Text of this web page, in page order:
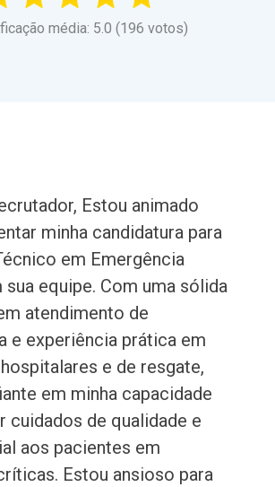
média: 5.0 (196 votos)
Estou animado
minha candidatura para
em Emergência
sua equipe. Com uma sólida
atendimento de
e experiência prática em
e de resgate,
em minha capacidade
cuidados de qualidade e
aos pacientes em
Estou ansioso para